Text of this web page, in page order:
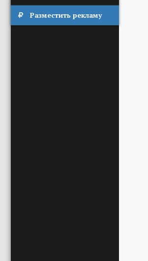
Разместить рекламу